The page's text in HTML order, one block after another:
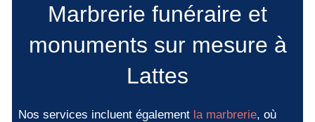
Marbrerie funéraire et
monuments sur mesure à
Lattes
Nos services incluent égalementla marbrerie, où